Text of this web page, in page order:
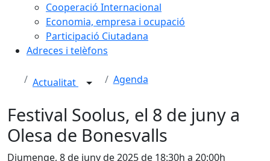
Cooperació Internacional
Economia, empresa i ocupació
Participació Ciutadana
Adreces i telèfons
Actualitat Agenda
Festival Soolus, el 8 de juny a
Olesa de Bonesvalls
Diumenge, 8 de juny de 2025 de 18:30h a 20:00h